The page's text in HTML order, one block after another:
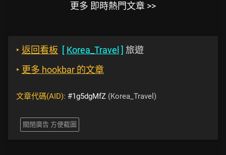
更多 即時熱門文章 >>
‣ 返回看板 [ Korea_Travel ] 旅遊
‣ 更多 hookbar 的文章
文章代碼(AID): #1g5dgMfZ (Korea_Travel)
關閉廣告 方便截圖